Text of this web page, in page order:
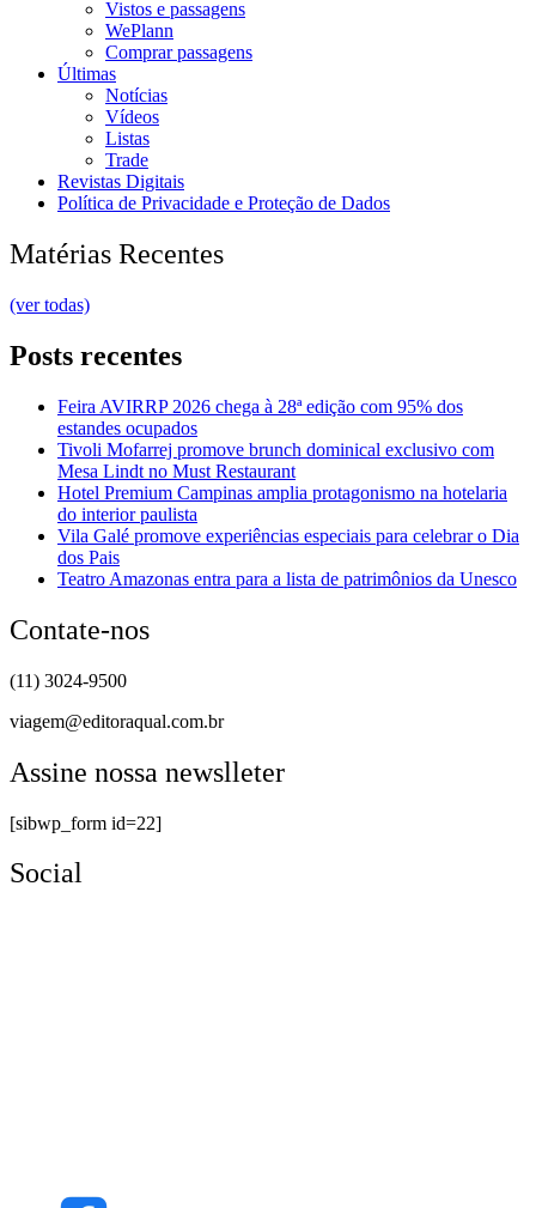
Vistos e passagens
WePlann
Comprar passagens
Últimas
Notícias
Vídeos
Listas
Trade
Revistas Digitais
Política de Privacidade e Proteção de Dados
Matérias Recentes
(ver todas)
Posts recentes
Feira AVIRRP 2026 chega à 28ª edição com 95% dos
estandes ocupados
Tivoli Mofarrej promove brunch dominical exclusivo com
Mesa Lindt no Must Restaurant
Hotel Premium Campinas amplia protagonismo na hotelaria
do interior paulista
Vila Galé promove experiências especiais para celebrar o Dia
dos Pais
Teatro Amazonas entra para a lista de patrimônios da Unesco
Contate-nos
(11) 3024-9500
viagem@editoraqual.com.br
Assine nossa newslleter
[sibwp_form id=22]
Social